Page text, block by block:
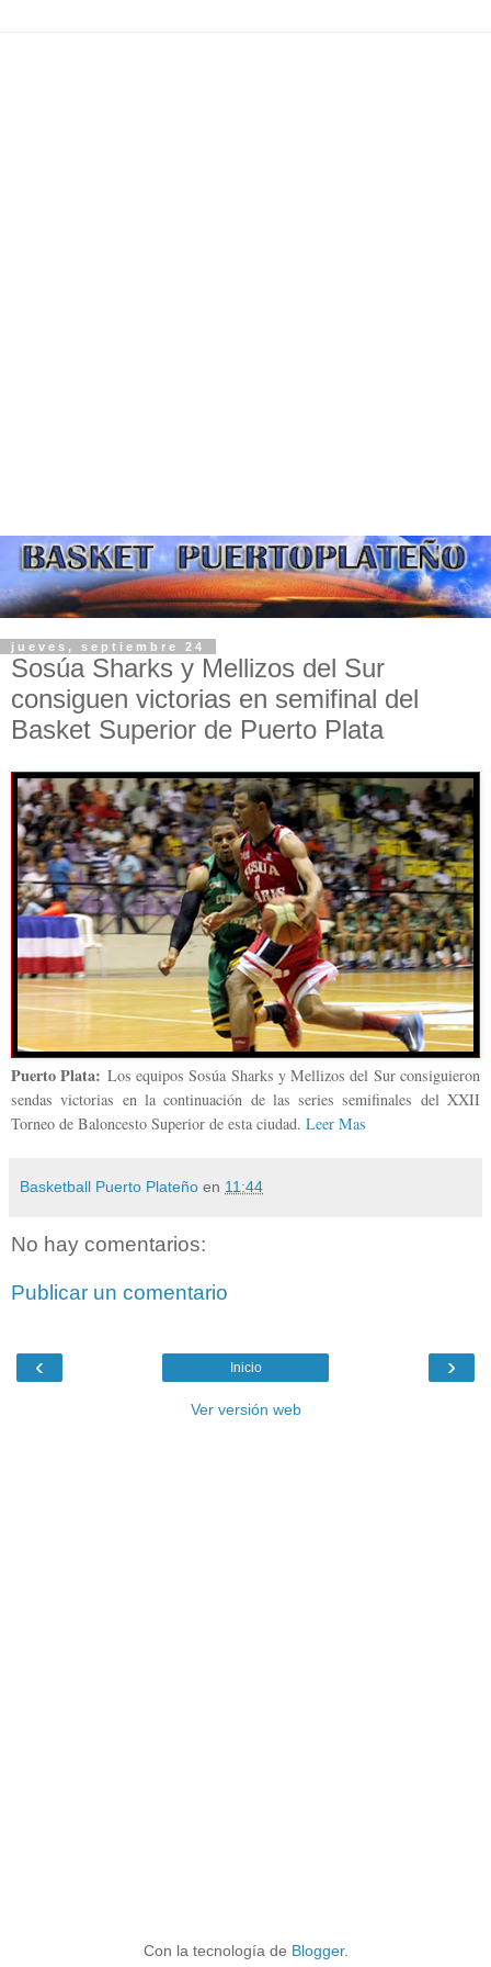
jueves, septiembre 24
Sosúa Sharks y Mellizos del Sur
consiguen victorias en semifinal del
Basket Superior de Puerto Plata
Puerto Plata: Los equipos Sosúa Sharks y Mellizos del Sur consiguieron
sendas victorias en la continuación de las series semifinales del XXII
Torneo de Baloncesto Superior de esta ciudad. Leer Mas
Basketball Puerto Plateño en 11:44
No hay comentarios:
Publicar un comentario
‹ ›
Inicio
Ver versión web
Con la tecnología de Blogger.